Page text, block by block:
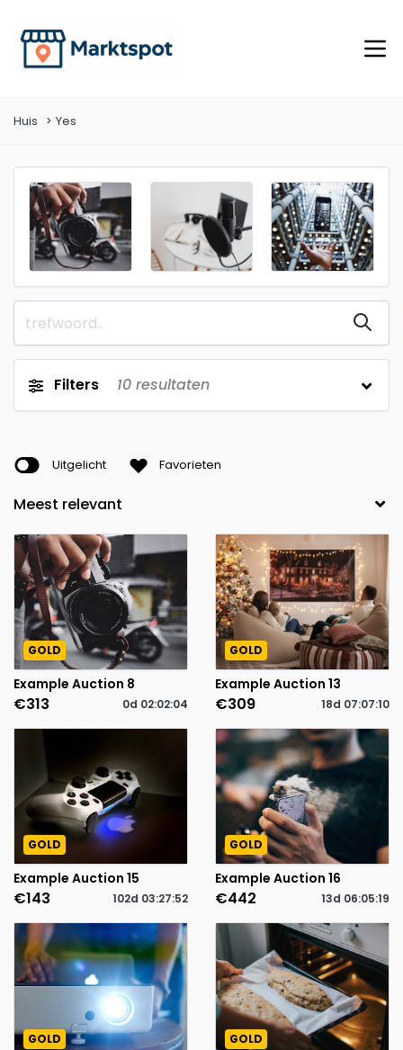
Huis Yes
Filters 10 resultaten
Uitgelicht Favorieten
GOLD
Example Auction 8
€313 0d 02:02:04
GOLD
Example Auction 13
€309 18d 07:07:10
GOLD
Example Auction 15
€143 102d 03:27:52
GOLD
Example Auction 16
€442 13d 06:05:19
GOLD GOLD